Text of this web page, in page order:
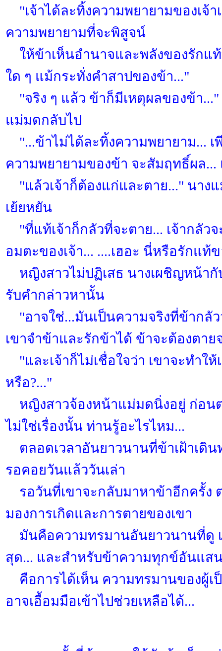
"เจ้าได้ละทิ้งความพยายามของเจ้า
ความพยายามที่จะพิสูจน์
ให้ข้าเห็นอำนาจและพลังของรักแ
ใด ๆ แม้กระทั่งคำสาปของข้า..."
"จริง ๆ แล้ว ข้าก็มีเหตุผลของข้า
แม่มดกลับไป
"...ข้าไม่ได้ละทิ้งความพยายาม... เ
ความพยายามของข้า จะสัมฤทธิ์ผล...
"แล้วเจ้าก็ต้องแก่และตาย..." นาง
เย้ยหยัน
"ที่แท้เจ้าก็กลัวที่จะตาย... เจ้ากลัว
อมตะของเจ้า... ....เฮอะ นี่หรือรักแท้ข
หญิงสาวไม่ปฏิเสธ นางเผชิญหน้า
รับคำกล่าวหานั้น
"อาจใช่...มันเป็นความจริงที่ข้ากลั
เขาจำข้าและรักข้าได้ ข้าจะต้องตาย
"และเจ้าก็ไม่เชื่อใจว่า เขาจะทำให้
หรือ?..."
หญิงสาวจ้องหน้าแม่มดนิ่งอยู่ ก่อนต
ไม่ใช่เรื่องนั้น ท่านรู้อะไรไหม...
ตลอดเวลาอันยาวนานที่ข้าเฝ้าเดิน
รอคอยวันแล้ววันเล่า
รอวันที่เขาจะกลับมาหาข้าอีกครั้ง
มองการเกิดและการตายของเขา
มันคือความทรมานอันยาวนานที่ดู
สุด... และสำหรับข้าความทุกข์อันแส
คือการได้เห็น ความทรมานของผู้เ
อาจเอื้อมมือเข้าไปช่วยเหลือได้...